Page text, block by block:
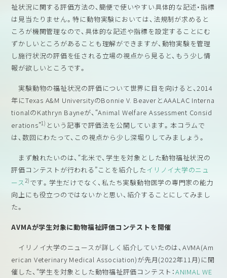
祉状況に関する評価方法の、簡便で使いやすい具体的な記述・指標
は見当たりません。特に動物実験においては、法規制が求めると
ころが機関管理なので、具体的な記述や指標を設定することにむ
ずかしいところがあることも理解ができますが、動物実験を管理
し施行状況の評価を任される立場の視点から見ると、もう少し情
報が欲しいところです。
実験動物の福祉状況の評価について世界に目を向けると、2014
年にTexas A&M UniversityのBonnie V. BeaverとAAALAC Interna
tionalのKathryn Bayneが、“Animal Welfare Assessment Consid
erations”1) という記事で評価法を公開しています。本コラムで
は、数回にわたって、この視点から少し深堀りしてみましょう。
まず触れたいのは、“北米で、学生を対象とした動物福祉状況の
評価コンテストが行われる”ことを紹介したイリノイ大学のニュ
ース 2) です。学生だけでなく、私たち実験動物医学の専門家の能力
向上にも役立つのではないかと思い、紹介することにしてみまし
た。
AVMAが学生対象に動物福祉評価コンテストを開催
イリノイ大学のニュースが詳しく紹介していたのは、AVMA(Am
erican Veterinary Medical Association)が先月(2022年11月)に開
催した、“学生を対象とした動物福祉評価コンテスト：ANIMAL WE